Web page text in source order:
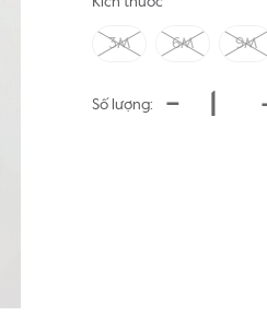
3M 6M 9M
Số lượng: -